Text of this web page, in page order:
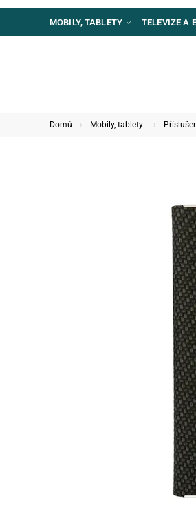
MOBILY, TABLETY TELEVIZE A
Domů Mobily, tablety